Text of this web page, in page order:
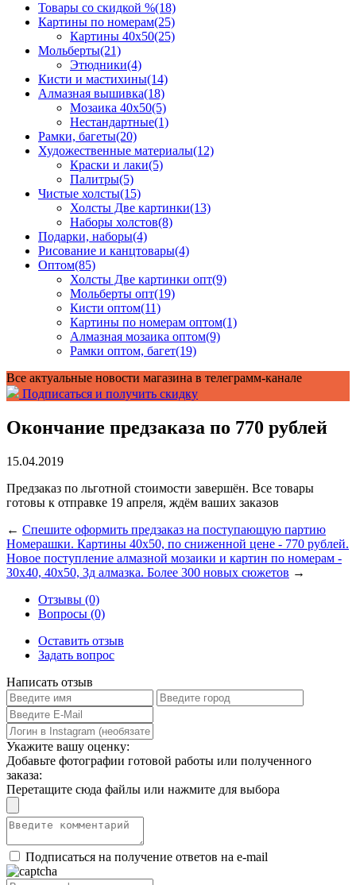
Товары со скидкой %(18)
Картины по номерам(25)
Картины 40x50(25)
Мольберты(21)
Этюдники(4)
Кисти и мастихины(14)
Алмазная вышивка(18)
Мозаика 40x50(5)
Нестандартные(1)
Рамки, багеты(20)
Художественные материалы(12)
Краски и лаки(5)
Палитры(5)
Чистые холсты(15)
Холсты Две картинки(13)
Наборы холстов(8)
Подарки, наборы(4)
Рисование и канцтовары(4)
Оптом(85)
Холсты Две картинки опт(9)
Мольберты опт(19)
Кисти оптом(11)
Картины по номерам оптом(1)
Алмазная мозаика оптом(9)
Рамки оптом, багет(19)
Все актуальные новости магазина в телеграмм-канале
Подписаться и получить скидку
Окончание предзаказа по 770 рублей
15.04.2019
Предзаказ по льготной стоимости завершён. Все товары
готовы к отправке 19 апреля, ждём ваших заказов
← Спешите оформить предзаказ на поступающую партию
Номерашки. Картины 40х50, по сниженной цене - 770 рублей.
Новое поступление алмазной мозаики и картин по номерам -
30х40, 40х50, 3д алмазка. Более 300 новых сюжетов →
Отзывы (0)
Вопросы (0)
Оставить отзыв
Задать вопрос
Написать отзыв
Укажите вашу оценку:
Добавьте фотографии готовой работы или полученного
заказа:
Перетащите сюда файлы или нажмите для выбора
Подписаться на получение ответов на e-mail